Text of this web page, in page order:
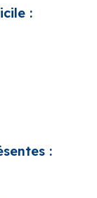
:
: